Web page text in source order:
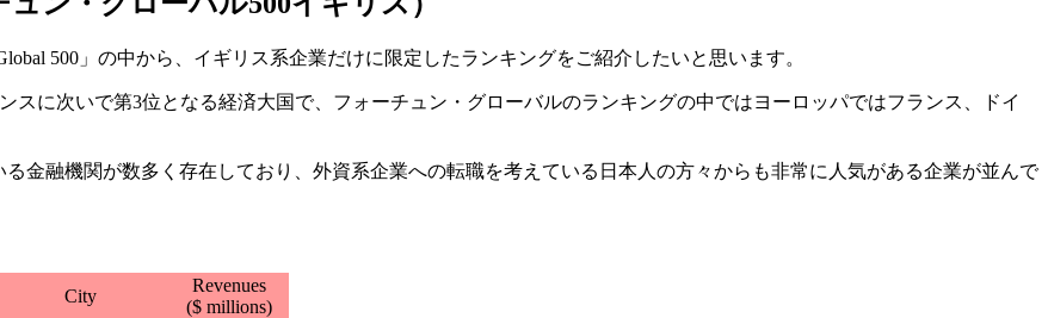
500」の中から、イギリス系企業だけに限定したランキングをご紹介したいと思います。
スに次いで第3位となる経済大国で、フォーチュン・グローバルのランキングの中ではヨーロッパではフランス、ドイ
金融機関が数多く存在しており、外資系企業への転職を考えている日本人の方々からも非常に人気がある企業が並んで
City
Revenues
($ millions)